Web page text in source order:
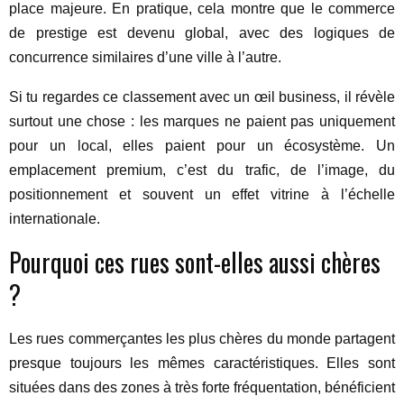
place majeure. En pratique, cela montre que le commerce
de prestige est devenu global, avec des logiques de
concurrence similaires d’une ville à l’autre.
Si tu regardes ce classement avec un œil business, il révèle
surtout une chose : les marques ne paient pas uniquement
pour un local, elles paient pour un écosystème. Un
emplacement premium, c’est du trafic, de l’image, du
positionnement et souvent un effet vitrine à l’échelle
internationale.
Pourquoi ces rues sont-elles aussi chères
?
Les rues commerçantes les plus chères du monde partagent
presque toujours les mêmes caractéristiques. Elles sont
situées dans des zones à très forte fréquentation, bénéficient